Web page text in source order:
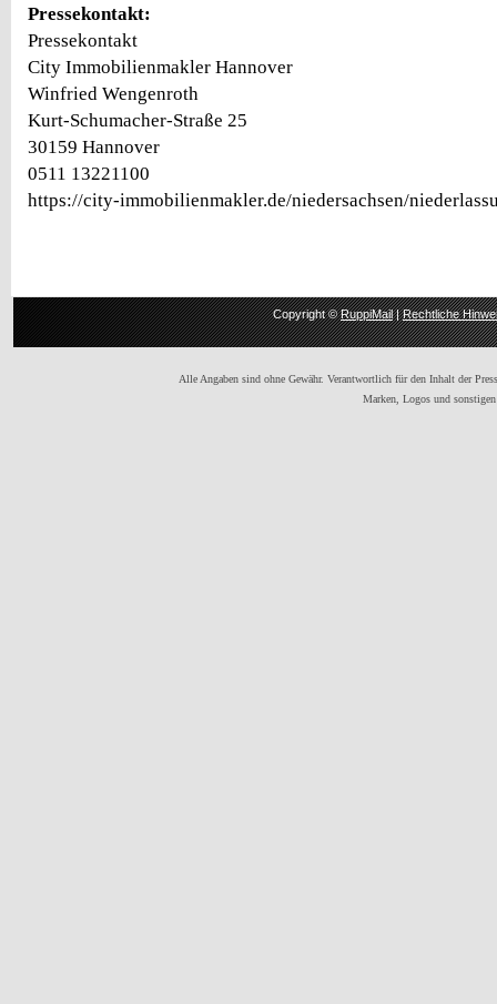
Pressekontakt:
Pressekontakt
City Immobilienmakler Hannover
Winfried Wengenroth
Kurt-Schumacher-Straße 25
30159 Hannover
0511 13221100
https://city-immobilienmakler.de/niedersachsen/
Copyright ©RuppiMail|Rechtliche
Alle Angaben sind ohne Gewähr. Verantwortlich für den Inhalt der
Marken, Logos und